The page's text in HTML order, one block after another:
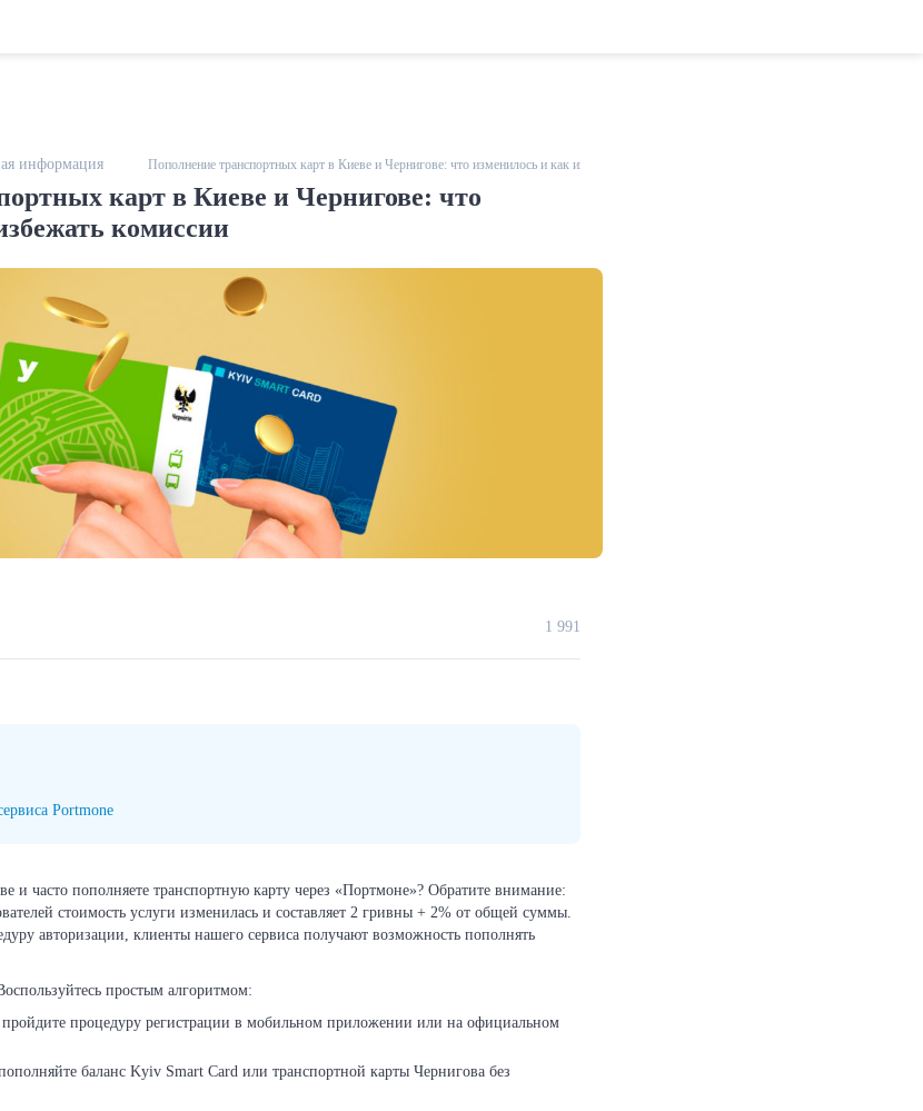
информация Пополнение транспортных карт в Киеве и Чернигове: что изменилось и как избежать комиссии
карт в Киеве и Чернигове: что
комиссии
1 991
Portmone
и часто пополняете транспортную карту через «Портмоне»? Обратите внимание:
стоимость услуги изменилась и составляет 2 гривны + 2% от общей суммы.
авторизации, клиенты нашего сервиса получают возможность пополнять
простым алгоритмом:
пройдите процедуру регистрации в мобильном приложении или на официальном
баланс Kyiv Smart Card или транспортной карты Чернигова без